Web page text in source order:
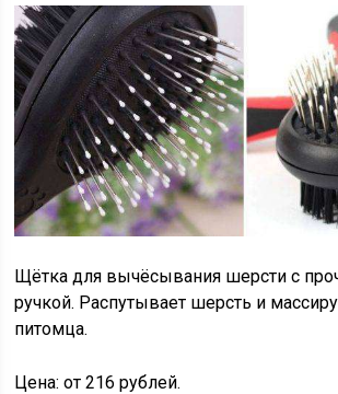
Щётка для вычёсывания шерсти с
ручкой. Распутывает шерсть и
питомца.
Цена: от 216 рублей.